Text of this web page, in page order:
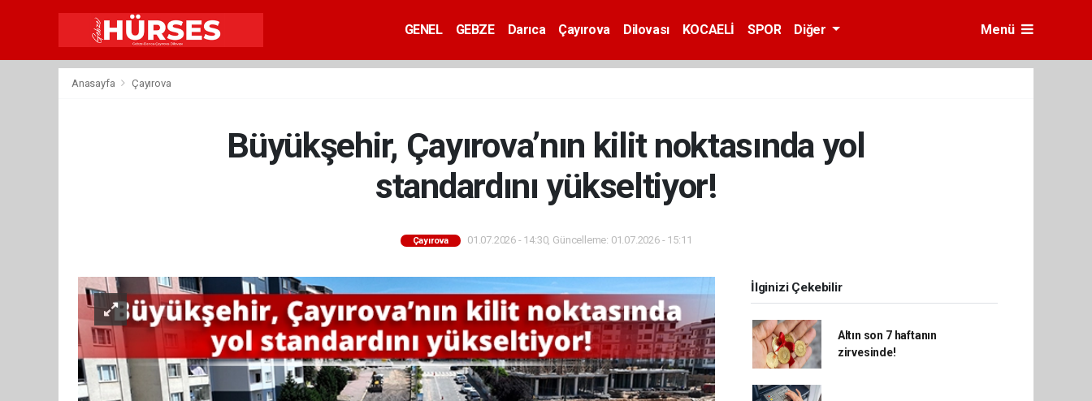
GENEL GEBZE Darıca Çayırova Dilovası KOCAELİ SPOR Diğer Menü
Anasayfa Çayırova
Büyükşehir, Çayırova’nın kilit noktasında yol
standardını yükseltiyor!
Çayırova 01.07.2026 - 14:30, Güncelleme: 01.07.2026 - 15:11
İlginizi Çekebilir
Altın son 7 haftanın
zirvesinde!